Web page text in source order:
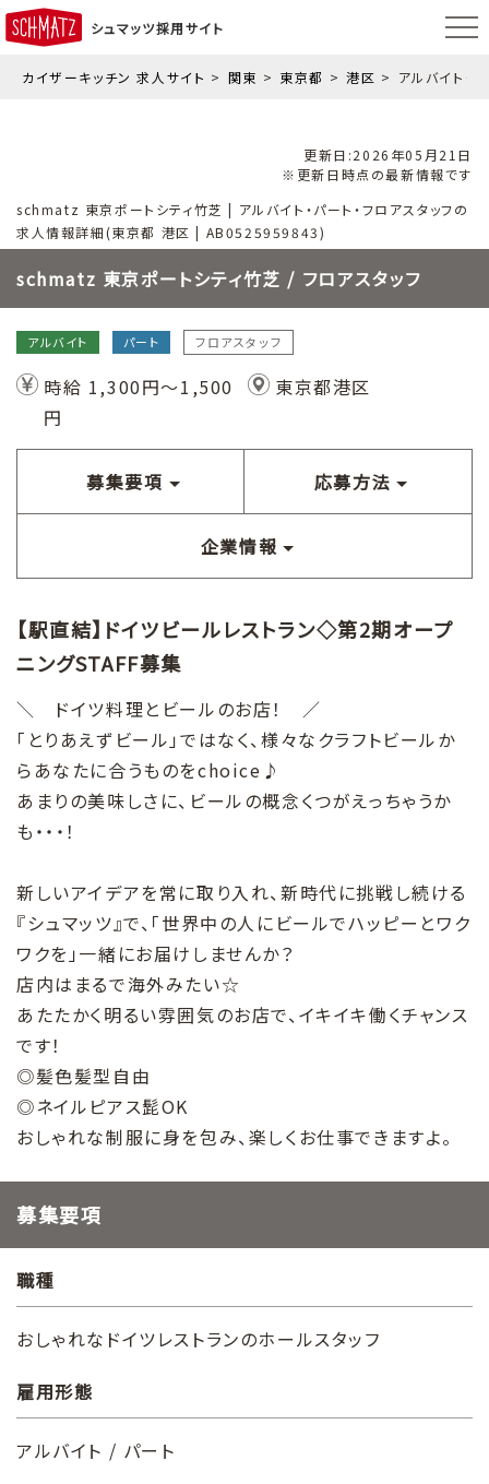
シュマッツ採用サイト
カイザーキッチン 求人サイト 関東 東京都 港区 アルバイト・
更新日:2026年05月21日
※更新日時点の最新情報です
schmatz 東京ポートシティ竹芝 | アルバイト・パート・フロアスタッフの
求人情報詳細(東京都 港区 | AB0525959843)
schmatz 東京ポートシティ竹芝 / フロアスタッフ
アルバイト パート フロアスタッフ
時給 1,300円～1,500
円
東京都港区
募集要項 応募方法
企業情報
【駅直結】ドイツビールレストラン◇第2期オープ
ニングSTAFF募集
＼ ドイツ料理とビールのお店！ ／
「とりあえずビール」ではなく、様々なクラフトビールか
らあなたに合うものをchoice♪
あまりの美味しさに、ビールの概念くつがえっちゃうか
も・・・！
新しいアイデアを常に取り入れ、新時代に挑戦し続ける
『シュマッツ』で、「世界中の人にビールでハッピーとワク
ワクを」一緒にお届けしませんか？
店内はまるで海外みたい☆
あたたかく明るい雰囲気のお店で、イキイキ働くチャンス
です！
◎髪色髪型自由
◎ネイルピアス髭OK
おしゃれな制服に身を包み、楽しくお仕事できますよ。
募集要項
職種
おしゃれなドイツレストランのホールスタッフ
雇用形態
アルバイト / パート